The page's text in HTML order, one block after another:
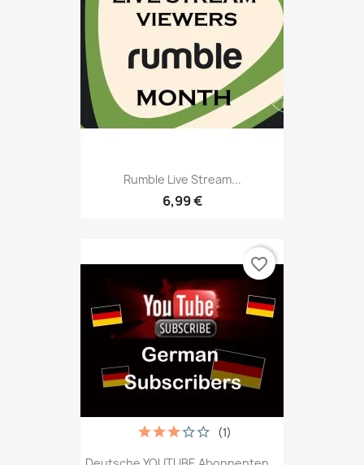
Rumble Live Stream...
6,99 €
(1)
favorite_border